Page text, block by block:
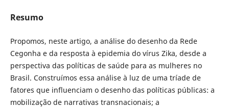
Resumo
Propomos, neste artigo, a análise do desenho da Rede
Cegonha e da resposta à epidemia do vírus Zika, desde a
perspectiva das políticas de saúde para as mulheres no
Brasil. Construímos essa análise à luz de uma tríade de
fatores que influenciam o desenho das políticas públicas: a
mobilização de narrativas transnacionais; a